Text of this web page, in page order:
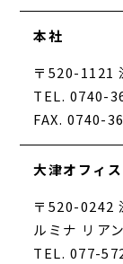
本社
〒520-1121
TEL. 0740-
FAX. 0740-
大津オフィス
〒520-0242
ルミナ リア
TEL. 077-